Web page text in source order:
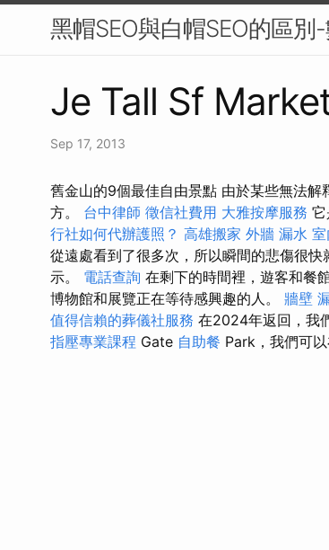
黑帽SEO與白帽SEO的區別
Je Tall Sf
Sep 17, 2013
舊金山的9個最佳自由景點 由於某些無法
方。 台中律師 徵信社費用 大雅按摩服務
行社如何代辦護照？ 高雄搬家 外牆 漏水
從遠處看到了很多次，所以瞬間的悲傷很
示。 電話查詢 在剩下的時間裡，遊客和餐
博物館和展覽正在等待感興趣的人。 牆壁
值得信賴的葬儀社服務 在2024年返回，我
指壓專業課程 Gate 自助餐 Park，我們可